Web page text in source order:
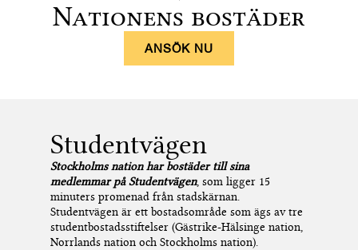
Nationens bostäder
ANSÖK NU
Studentvägen
Stockholms nation har bostäder till sina
medlemmar på Studentvägen, som ligger 15
minuters promenad från stadskärnan.
Studentvägen är ett bostadsområde som ägs av tre
studentbostadsstiftelser (Gästrike-Hälsinge nation,
Norrlands nation och Stockholms nation).